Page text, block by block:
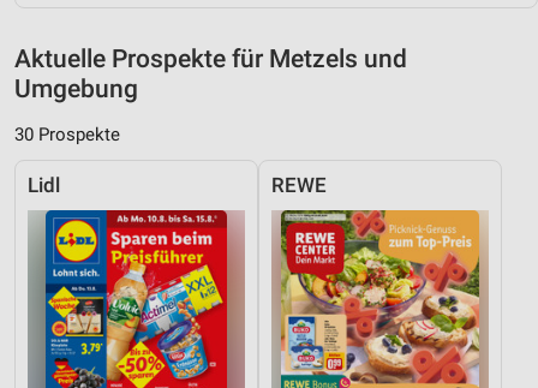
Aktuelle Prospekte für Metzels und
Umgebung
30 Prospekte
Lidl REWE